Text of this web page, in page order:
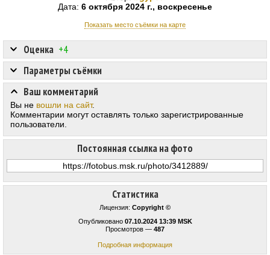
Дата: 6 октября 2024 г., воскресенье
Показать место съёмки на карте
Статистика
Лицензия: Copyright ©
Опубликовано 07.10.2024 13:39 MSK
Просмотров — 487
Подробная информация
Оценка +4
Постоянная ссылка на фото
Параметры съёмки
Ваш комментарий
Вы не вошли на сайт.
Комментарии могут оставлять только зарегистрированные
пользователи.